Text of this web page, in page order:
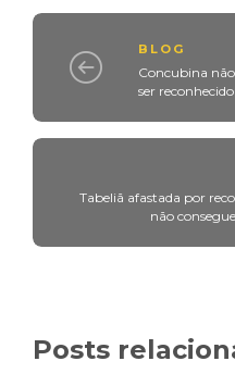
BLOG
Concubina
ser
Tabeliã afastada por
não
Posts